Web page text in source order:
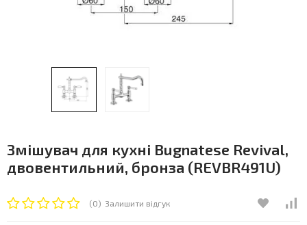
Змішувач для кухні Bugnatese Revival,
двовентильний, бронза (REVBR491U)
(0) Залишити відгук